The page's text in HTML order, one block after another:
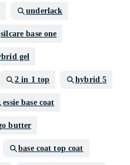
underlack
silcare base one
gel
2 in 1 top hybrid 5
essie base coat
butter
base coat top coat